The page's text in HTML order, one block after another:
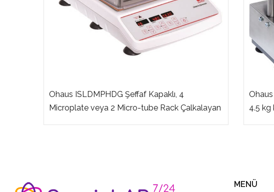
Ohaus ISLDMPHDG Şeffaf Kapaklı, 4
Microplate veya 2 Micro-tube Rack Çalkalayan
4.5 kg
MENÜ